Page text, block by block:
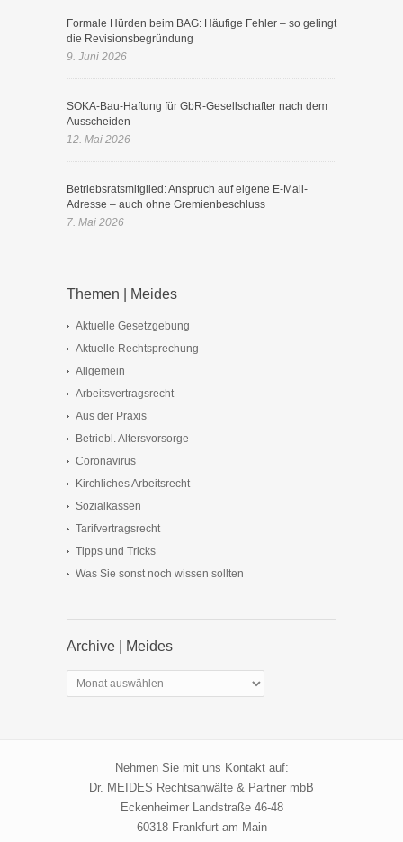
Formale Hürden beim BAG: Häufige Fehler – so gelingt
die Revisionsbegründung
9. Juni 2026
SOKA-Bau-Haftung für GbR-Gesellschafter nach dem
Ausscheiden
12. Mai 2026
Betriebsratsmitglied: Anspruch auf eigene E-Mail-
Adresse – auch ohne Gremienbeschluss
7. Mai 2026
Themen | Meides
Aktuelle Gesetzgebung
Aktuelle Rechtsprechung
Allgemein
Arbeitsvertragsrecht
Aus der Praxis
Betriebl. Altersvorsorge
Coronavirus
Kirchliches Arbeitsrecht
Sozialkassen
Tarifvertragsrecht
Tipps und Tricks
Was Sie sonst noch wissen sollten
Archive | Meides
Archive
|
Nehmen Sie mit uns Kontakt auf:
Dr. MEIDES Rechtsanwälte & Partner mbB
Eckenheimer Landstraße 46-48
60318 Frankfurt am Main